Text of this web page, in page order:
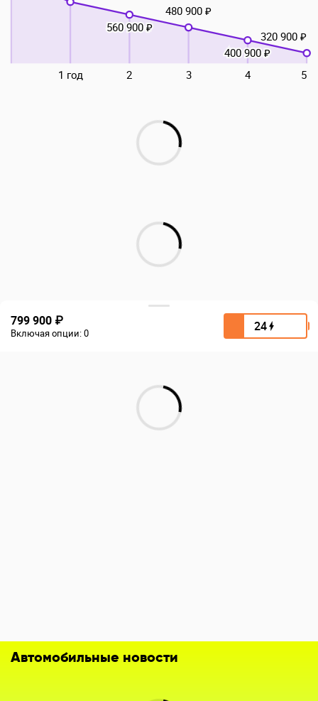
1 год 2 3 4 5
560 900 ₽
480 900 ₽
400 900 ₽
320 900 ₽
799 900 ₽
Включая опции:0 24
Автомобильные новости